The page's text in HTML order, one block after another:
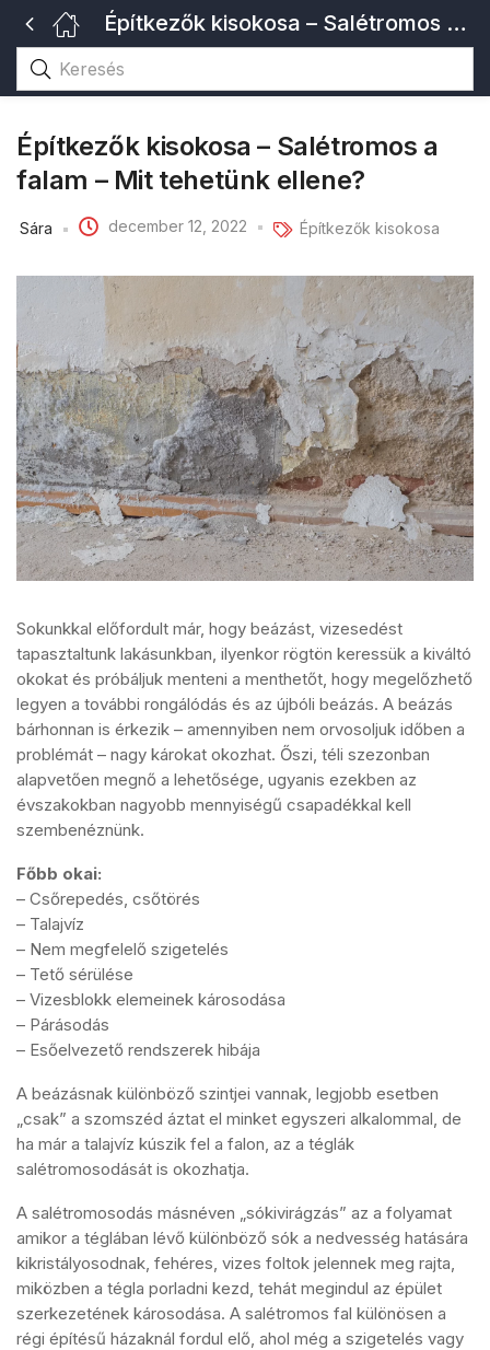
Építkezők kisokosa – Salétromos a falam – Mit tehetünk ellene?
Építkezők kisokosa – Salétromos a
falam – Mit tehetünk ellene?
Sára december 12, 2022 Építkezők kisokosa
Sokunkkal előfordult már, hogy beázást, vizesedést
tapasztaltunk lakásunkban, ilyenkor rögtön keressük a kiváltó
okokat és próbáljuk menteni a menthetőt, hogy megelőzhető
legyen a további rongálódás és az újbóli beázás. A beázás
bárhonnan is érkezik – amennyiben nem orvosoljuk időben a
problémát – nagy károkat okozhat. Őszi, téli szezonban
alapvetően megnő a lehetősége, ugyanis ezekben az
évszakokban nagyobb mennyiségű csapadékkal kell
szembenéznünk.
Főbb okai:
– Csőrepedés, csőtörés
– Talajvíz
– Nem megfelelő szigetelés
– Tető sérülése
– Vizesblokk elemeinek károsodása
– Párásodás
– Esőelvezető rendszerek hibája
A beázásnak különböző szintjei vannak, legjobb esetben
„csak” a szomszéd áztat el minket egyszeri alkalommal, de
ha már a talajvíz kúszik fel a falon, az a téglák
salétromosodását is okozhatja.
A salétromosodás másnéven „sókivirágzás” az a folyamat
amikor a téglában lévő különböző sók a nedvesség hatására
kikristályosodnak, fehéres, vizes foltok jelennek meg rajta,
miközben a tégla porladni kezd, tehát megindul az épület
szerkezetének károsodása. A salétromos fal különösen a
régi építésű házaknál fordul elő, ahol még a szigetelés vagy